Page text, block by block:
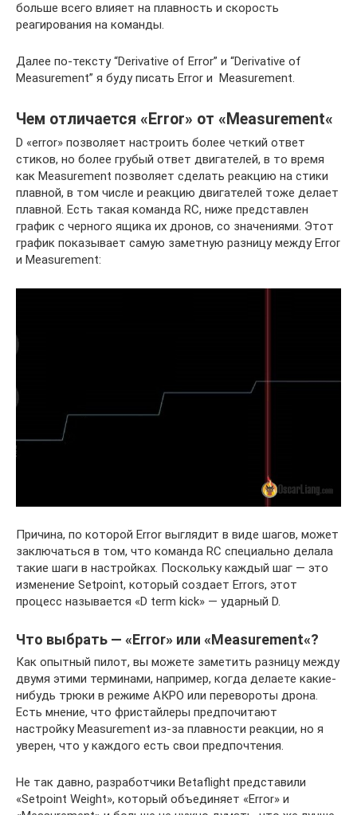
больше всего влияет на плавность и скорость
реагирования на команды.
Далее по-тексту “Derivative of Error” и “Derivative of
Measurement” я буду писать Error и Measurement.
Чем отличается «Error» от «Measurement«
D «error» позволяет настроить более четкий ответ
стиков, но более грубый ответ двигателей, в то время
как Measurement позволяет сделать реакцию на стики
плавной, в том числе и реакцию двигателей тоже делает
плавной. Есть такая команда RC, ниже представлен
график с черного ящика их дронов, со значениями. Этот
график показывает самую заметную разницу между Error
и Measurement:
Причина, по которой Error выглядит в виде шагов, может
заключаться в том, что команда RC специально делала
такие шаги в настройках. Поскольку каждый шаг — это
изменение Setpoint, который создает Errors, этот
процесс называется «D term kick» — ударный D.
Что выбрать — «Error» или «Measurement«?
Как опытный пилот, вы можете заметить разницу между
двумя этими терминами, например, когда делаете какие-
нибудь трюки в режиме АКРО или перевороты дрона.
Есть мнение, что фристайлеры предпочитают
настройкуMeasurement из-за плавности реакции, но я
уверен, что у каждого есть свои предпочтения.
Не так давно, разработчики Betaflight представили
«Setpoint Weight», который объединяет «Error» и